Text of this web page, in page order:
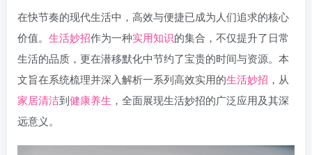
在快节奏的现代生活中，高效与便捷已成为人们追求的核心
价值。 生活妙招作为一种实用知识的集合，不仅提升了日常
生活的品质，更在潜移默化中节约了宝贵的时间与资源。本
文旨在系统梳理并深入解析一系列高效实用的生活妙招 ，从
家居清洁到健康养生 ，全面展现生活妙招的广泛应用及其深
远意义。